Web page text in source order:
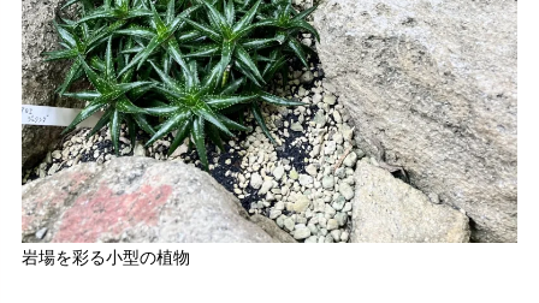
岩場を彩る小型の植物